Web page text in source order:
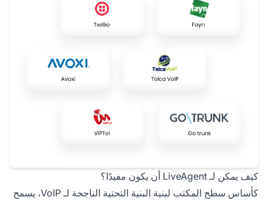
كيف يمكن لـ LiveAgent أن يكون مفيدًا؟
كأساس سطح المكتب لبنية البنية التحتية الناجحة لـ VoIP، يسمح